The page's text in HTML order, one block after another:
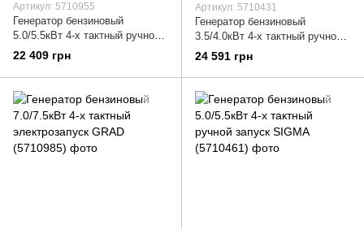
Артикул: 5710955
Генератор бензиновый
5.0/5.5кВт 4-х тактный ручной
запуск GRAD (5710955)
22 409 грн
Артикул: 5710431
Генератор бензиновый
3.5/4.0кВт 4-х тактный ручной
запуск SIGMA (5710431)
24 591 грн